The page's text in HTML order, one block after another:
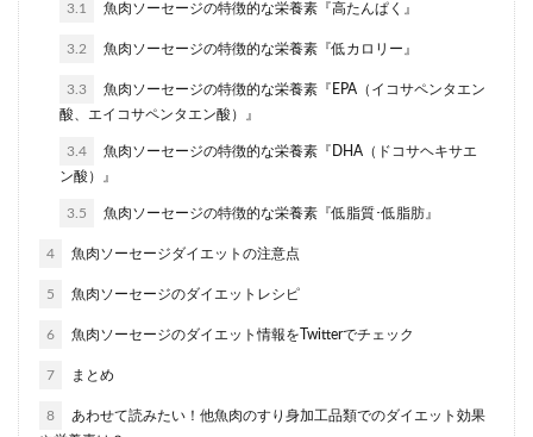
3.1 魚肉ソーセージの特徴的な栄養素『高たんぱく』
3.2 魚肉ソーセージの特徴的な栄養素『低カロリー』
3.3
魚肉ソーセージの特徴的な栄養素『EPA（イコサペンタエン
酸、エイコサペンタエン酸）』
3.4
魚肉ソーセージの特徴的な栄養素『DHA（ドコサヘキサエ
ン酸）』
3.5 魚肉ソーセージの特徴的な栄養素『低脂質･低脂肪』
4 魚肉ソーセージダイエットの注意点
5 魚肉ソーセージのダイエットレシピ
6 魚肉ソーセージのダイエット情報をTwitterでチェック
7 まとめ
8
あわせて読みたい！他魚肉のすり身加工品類でのダイエット効果